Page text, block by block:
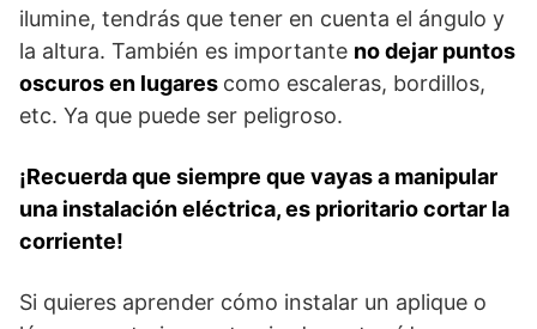
ilumine, tendrás que tener en cuenta el ángulo y
la altura. También es importante no dejar puntos
oscuros en lugares como escaleras, bordillos,
etc. Ya que puede ser peligroso.
¡Recuerda que siempre que vayas a manipular
una instalación eléctrica, es prioritario cortar la
corriente!
Si quieres aprender cómo instalar un aplique o